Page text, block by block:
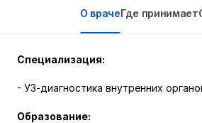
О врачеГде принимает
Специализация:
- УЗ-диагностика внутренних
Образование: